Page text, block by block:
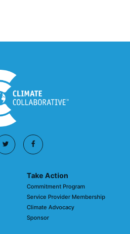
Take Action
Commitment Program
Service Provider Membership
Climate Advocacy
Sponsor